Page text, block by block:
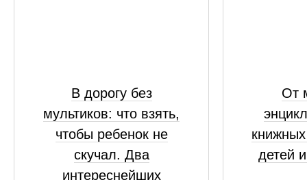
В дорогу без
мультиков: что взять,
чтобы ребенок не
скучал. Два
интереснейших
От
детей